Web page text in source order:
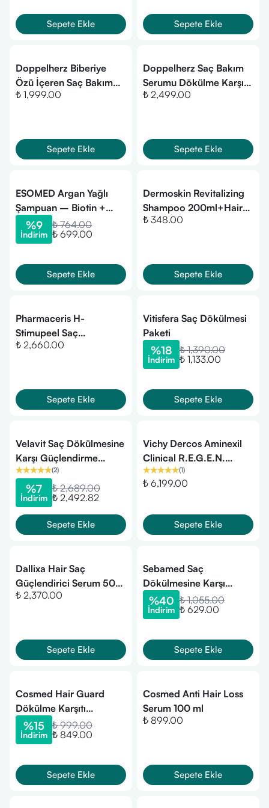
Sepete Ekle Sepete Ekle
Doppelherz Biberiye
Özü İçeren Saç Bakım
Yağı 50 ml
₺ 1,999.00
Sepete Ekle
Doppelherz Saç Bakım
Serumu Dökülme Karşıtı
(7 x 6 ml)
₺ 2,499.00
Sepete Ekle
ESOMED Argan Yağlı
Şampuan – Biotin +
Keratin + E Vitamini ile
Saç Dökülme Karşıtı ve
%9
İndirim
₺ 764.00
₺ 699.00
Sepete Ekle
​Dermoskin Revitalizing
Shampoo 200ml+Hair
Conditioner 75ml
₺ 348.00
Sepete Ekle
Pharmaceris H-
Stimupeel Saç
Dökülmesi & Kepek
Peelingi (125 ml)
₺ 2,660.00
Sepete Ekle
Vitisfera Saç Dökülmesi
Paketi
%18
İndirim
₺ 1,390.00
₺ 1,133.00
Sepete Ekle
Velavit Saç Dökülmesine
Karşı Güçlendirme
Paketi
(2)
%7
İndirim
₺ 2,689.00
₺ 2,492.82
Sepete Ekle
Vichy Dercos Aminexil
Clinical R.E.G.E.N.
Booster 90 ml Saç
Serumu
(1)
₺ 6,199.00
Sepete Ekle
Dallixa Hair Saç
Güçlendirici Serum 50
ml
₺ 2,370.00
Sepete Ekle
Sebamed Saç
Dökülmesine Karşı
Şampuan 400 ml
%40
İndirim
₺ 1,055.00
₺ 629.00
Sepete Ekle
Cosmed Hair Guard
Dökülme Karşıtı
Şampuan 200 ml
%15
İndirim
₺ 999.00
₺ 849.00
Sepete Ekle
Cosmed Anti Hair Loss
Serum 100 ml
₺ 899.00
Sepete Ekle